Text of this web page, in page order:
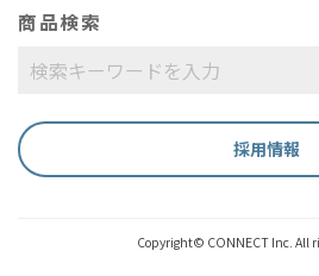
商品検索
採用情報
Copyright© CONNECT Inc. All